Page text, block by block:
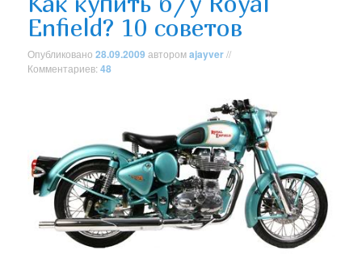
Enfield? 10 советов
Опубликовано28.09.2009 авторомajayver//
Комментариев:48